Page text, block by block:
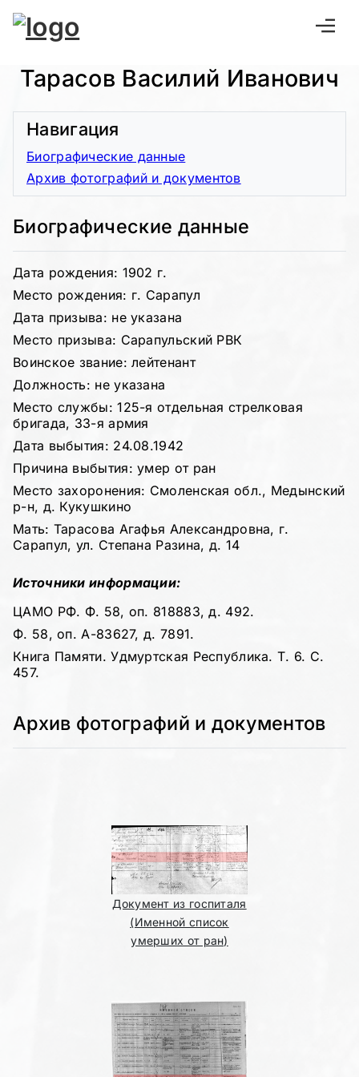
Тарасов Василий Иванович
Биографические данные
Дата рождения: 1902 г.
Место рождения: г. Сарапул
Дата призыва: не указана
Место призыва: Сарапульский РВК
Воинское звание: лейтенант
Должность: не указана
Место службы: 125-я отдельная стрелковая
бригада, 33-я армия
Дата выбытия: 24.08.1942
Причина выбытия: умер от ран
Место захоронения: Смоленская обл., Медынский
р-н, д. Кукушкино
Мать: Тарасова Агафья Александровна, г.
Сарапул, ул. Степана Разина, д. 14
Источники информации:
ЦАМО РФ. Ф. 58, оп. 818883, д. 492.
Ф. 58, оп. А-83627, д. 7891.
Книга Памяти. Удмуртская Республика. Т. 6. С.
457.
Навигация
Биографические данные
Архив фотографий и документов
Архив фотографий и документов
Документ из госпиталя
(Именной список
умерших от ран)